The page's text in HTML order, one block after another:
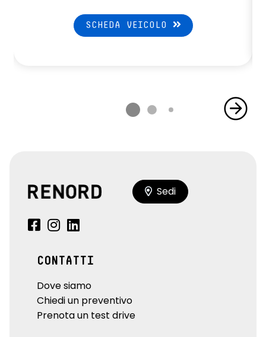
SCHEDA VEICOLO
Sedi
CONTATTI
Dove siamo
Chiedi un preventivo
Prenota un test drive